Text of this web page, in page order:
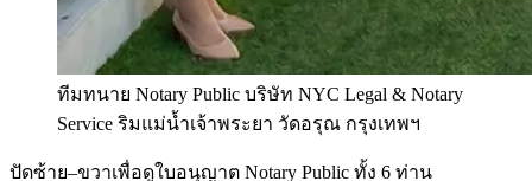
ทีมทนาย Notary Public บริษัท NYC Legal & Notary
Service ริมแม่น้ำเจ้าพระยา วัดอรุณ กรุงเทพฯ
ปัดซ้าย–ขวาเพื่อดูใบอนุญาต Notary Public ทั้ง 6 ท่าน